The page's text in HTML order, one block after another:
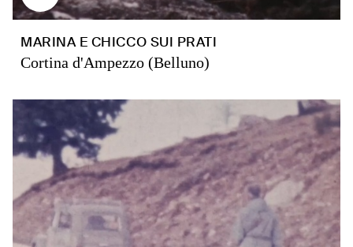
MARINA E CHICCO SUI PRATI
Cortina d'Ampezzo (Belluno)